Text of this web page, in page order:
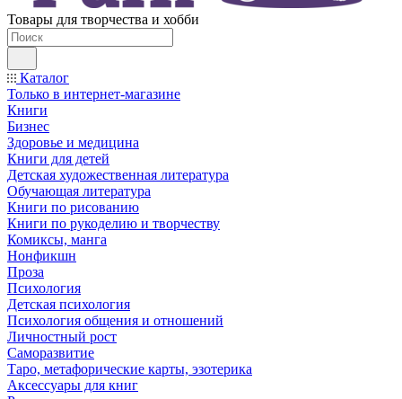
Товары для творчества и хобби
Каталог
Только в интернет-магазине
Книги
Бизнес
Здоровье и медицина
Книги для детей
Детская художественная литература
Обучающая литература
Книги по рисованию
Книги по рукоделию и творчеству
Комиксы, манга
Нонфикшн
Проза
Психология
Детская психология
Психология общения и отношений
Личностный рост
Саморазвитие
Таро, метафорические карты, эзотерика
Аксессуары для книг